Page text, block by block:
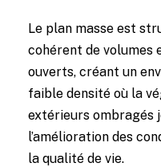
Le plan masse est
cohérent de volumes
ouverts, créant un
faible densité où la
extérieurs ombragés
l’amélioration des
la qualité de vie.